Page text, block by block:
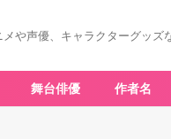
メや声優、キャラクターグッズ
舞台俳優 作者名